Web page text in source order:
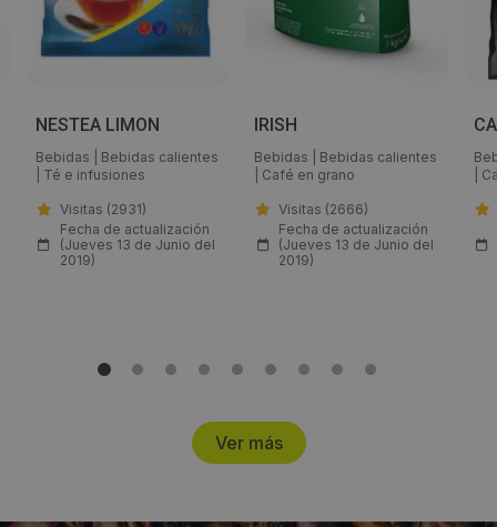
Email:
Nestle.Professional@es.nestle.com
http://nestleprofessional.es
Visitas a producto:
2911
NESTEA LIMON
Bebidas
Bebidas calientes
Té e infusiones
Visitas (2931)
Fecha de actualización
(Jueves 13 de Junio del
2019)
IRISH
Bebidas
Bebidas calientes
Café en grano
Visitas (2666)
Fecha de actualización
(Jueves 13 de Junio del
2019)
Ver más